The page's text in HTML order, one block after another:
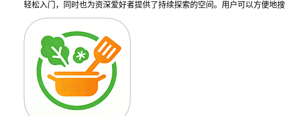
轻松入门，同时也为资深爱好者提供了持续探索的空间。用户可以方便地